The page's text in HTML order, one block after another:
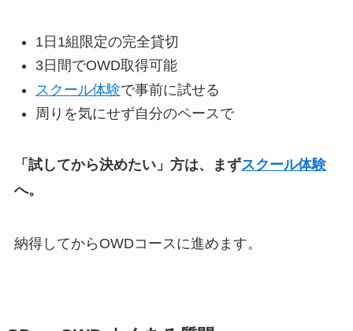
1日1組限定の完全貸切
3日間でOWD取得可能
スクール体験で事前に試せる
周りを気にせず自分のペースで
「試してから決めたい」方は、まずスクール体験
へ。
納得してからOWDコースに進めます。